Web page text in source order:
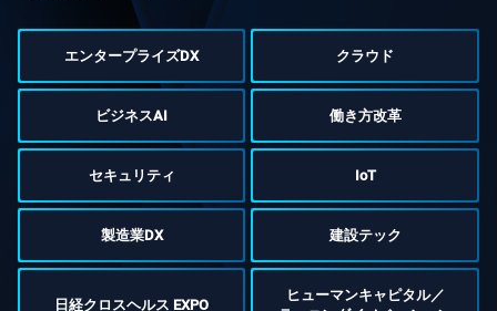
エンタープライズDX クラウド
ビジネスAI 働き方改革
セキュリティ IoT
製造業DX 建設テック
日経クロスヘルス EXPO
ヒューマンキャピタル／